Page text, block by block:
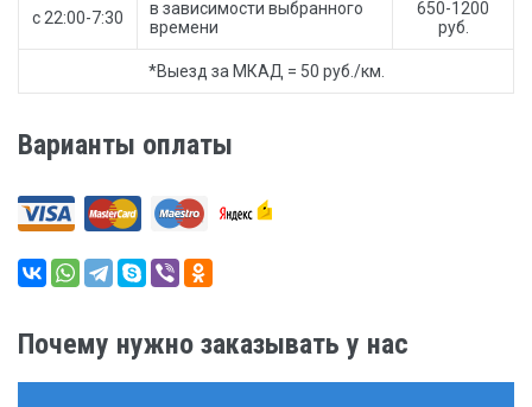
с 22:00-7:30
в зависимости выбранного
времени
650-1200
руб.
*Выезд за МКАД = 50 руб./км.
Варианты оплаты
Почему нужно заказывать у нас